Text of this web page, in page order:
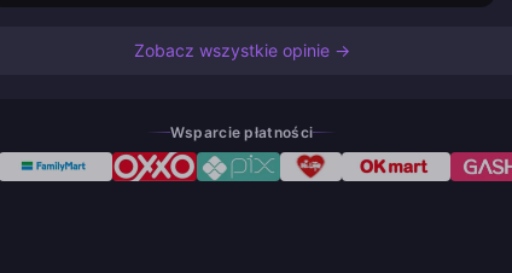
Zobacz wszystkie opinie →
Wsparcie płatności